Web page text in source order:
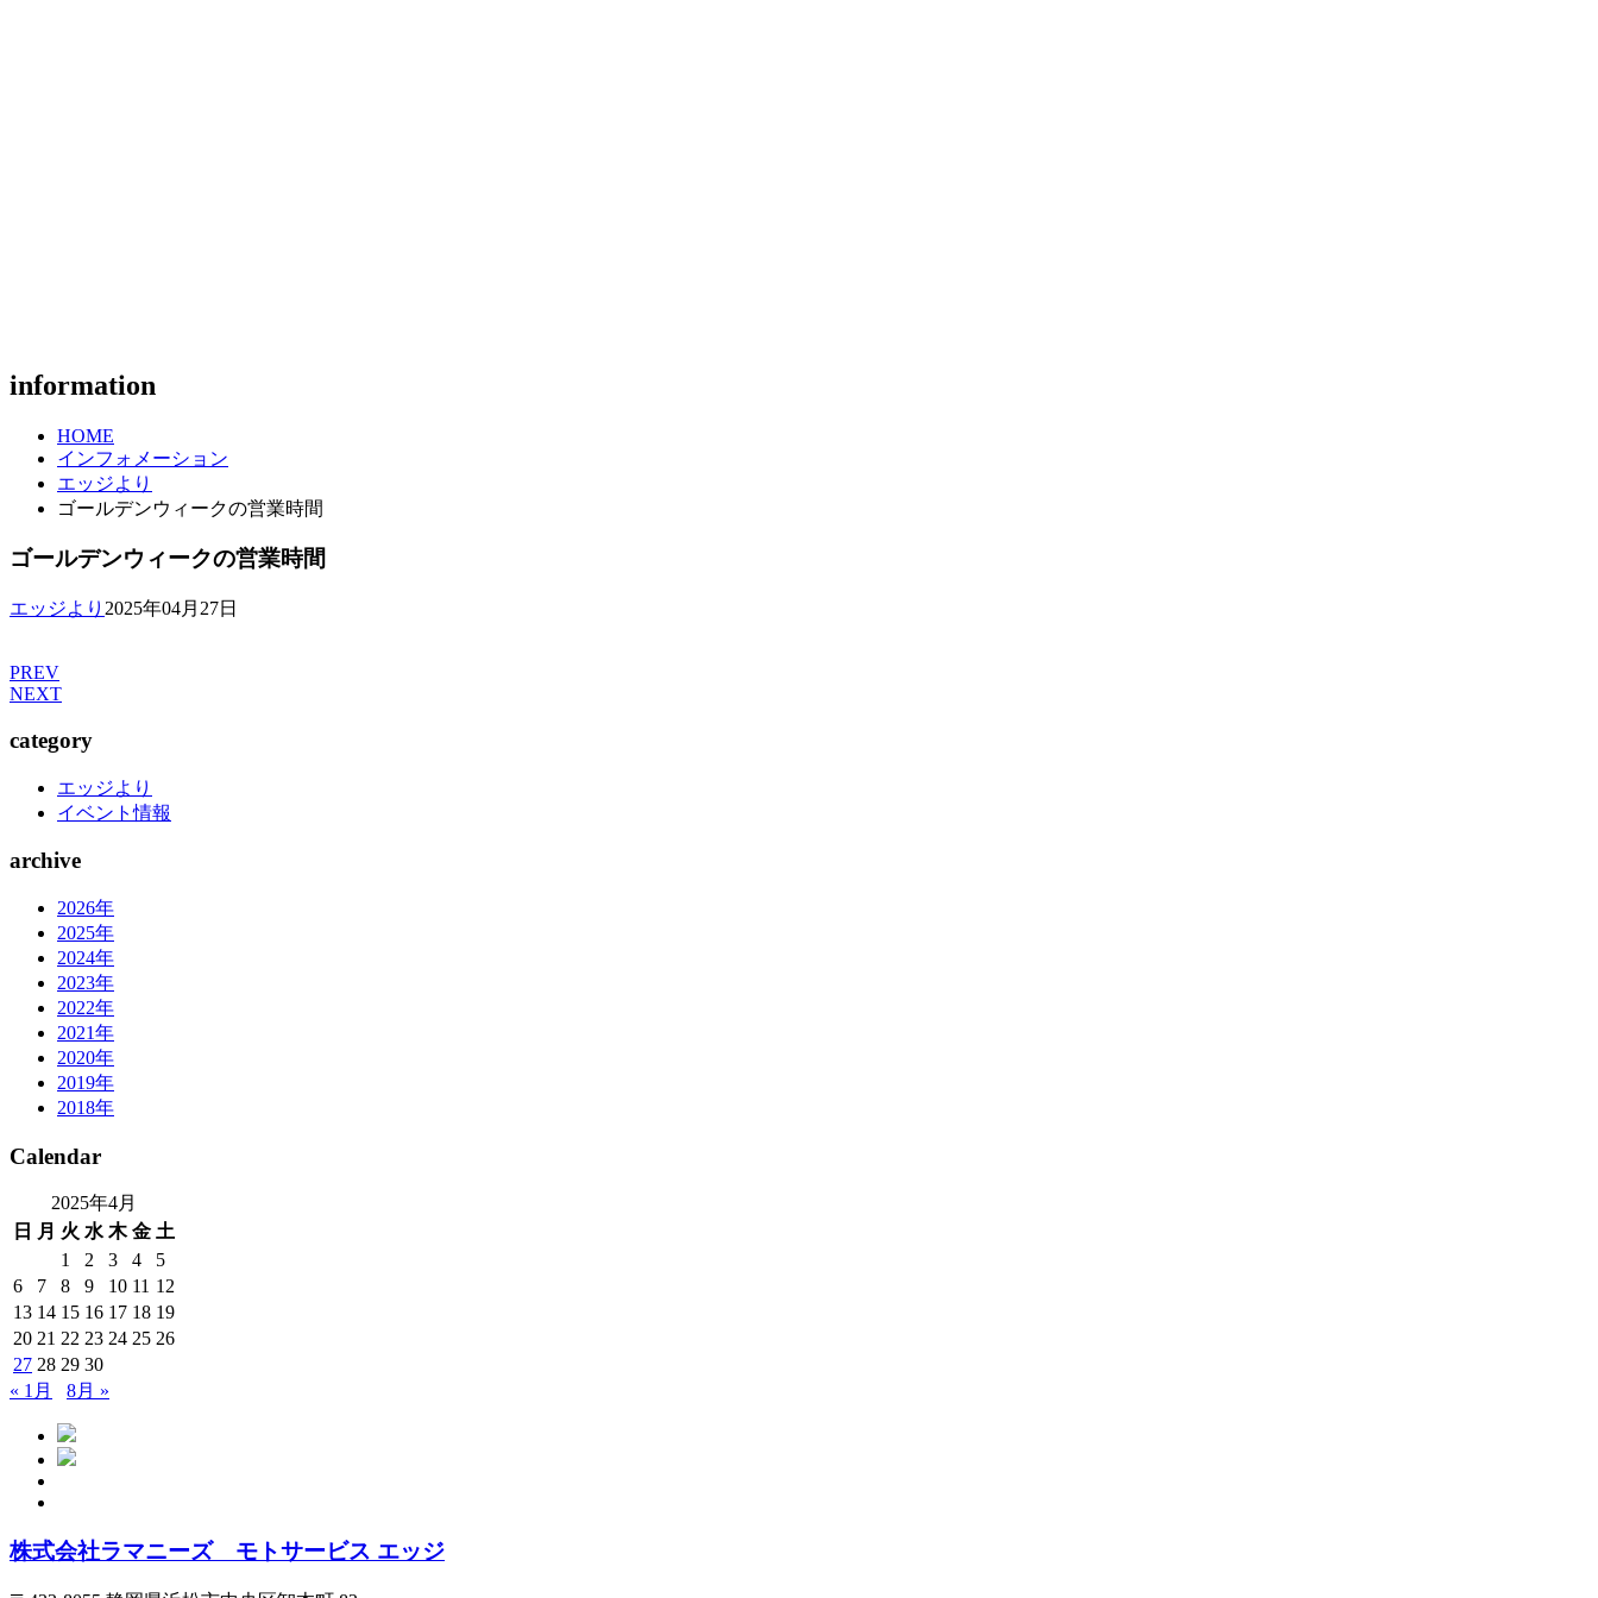
information
HOME
インフォメーション
エッジより
ゴールデンウィークの営業時間
ゴールデンウィークの営業時間
エッジより 2025年04月27日
PREV
NEXT
category
エッジより
イベント情報
archive
2026年
2025年
2024年
2023年
2022年
2021年
2020年
2019年
2018年
Calendar
2025年4月
日 月 火 水 木 金 土
1
2 3 4
5
6
7 8 9 10 11 12
13 14 15 16 17 18 19
20 21 22 23 24 25 26
27 28 29 30
« 1月
8月 »
株式会社ラマニーズ モトサービス エッジ